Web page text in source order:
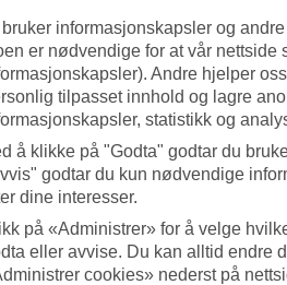
informasjonskapsler og
er nødvendige for at vår
Andre hjelper
tilpasset innhold og lagre
statistikk og
å klikke på "Godta" godtar du
godtar du kun nødvendige
dine interesser.
på «Administrer» for å velge
eller avvise. Du kan alltid endre
cookies» nederst på